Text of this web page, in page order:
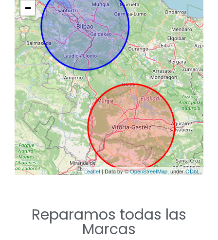
Reparamos todas las
Marcas